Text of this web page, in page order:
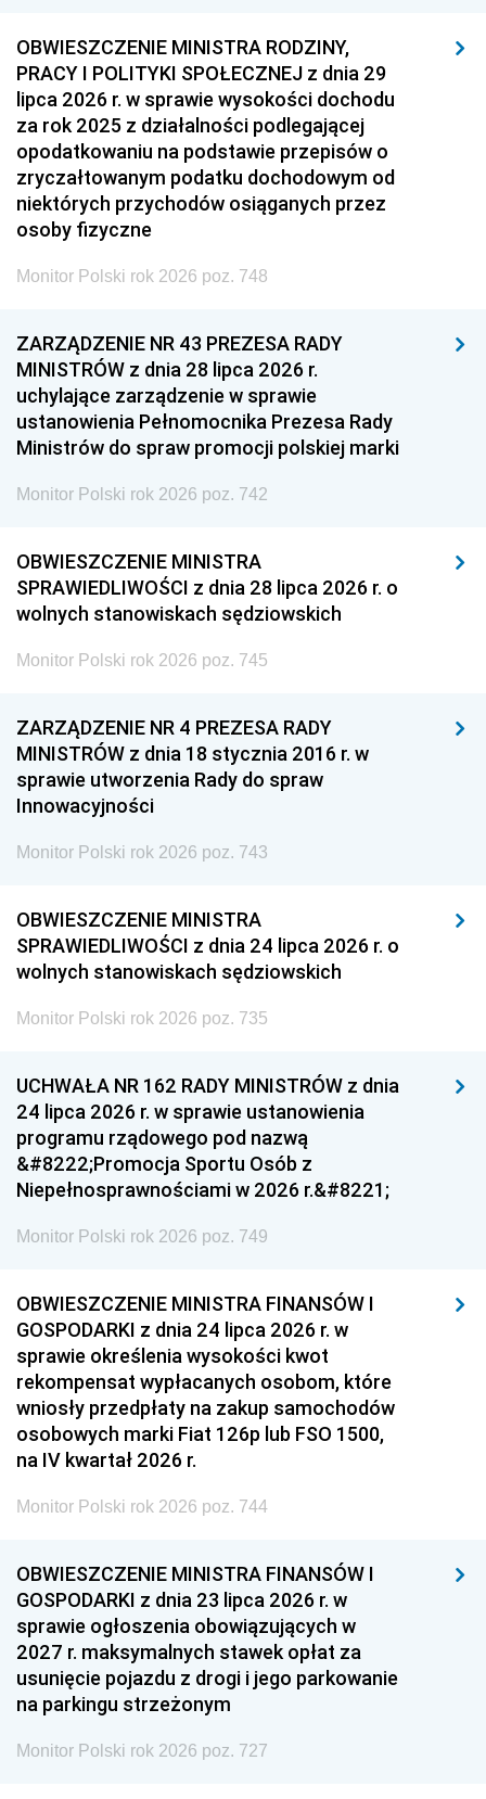
OBWIESZCZENIE MINISTRA RODZINY,
PRACY I POLITYKI SPOŁECZNEJ z dnia 29
lipca 2026 r. w sprawie wysokości dochodu
za rok 2025 z działalności podlegającej
opodatkowaniu na podstawie przepisów o
zryczałtowanym podatku dochodowym od
niektórych przychodów osiąganych przez
osoby fizyczne
Monitor Polski rok 2026 poz. 748
ZARZĄDZENIE NR 43 PREZESA RADY
MINISTRÓW z dnia 28 lipca 2026 r.
uchylające zarządzenie w sprawie
ustanowienia Pełnomocnika Prezesa Rady
Ministrów do spraw promocji polskiej marki
Monitor Polski rok 2026 poz. 742
OBWIESZCZENIE MINISTRA
SPRAWIEDLIWOŚCI z dnia 28 lipca 2026 r. o
wolnych stanowiskach sędziowskich
Monitor Polski rok 2026 poz. 745
ZARZĄDZENIE NR 4 PREZESA RADY
MINISTRÓW z dnia 18 stycznia 2016 r. w
sprawie utworzenia Rady do spraw
Innowacyjności
Monitor Polski rok 2026 poz. 743
OBWIESZCZENIE MINISTRA
SPRAWIEDLIWOŚCI z dnia 24 lipca 2026 r. o
wolnych stanowiskach sędziowskich
Monitor Polski rok 2026 poz. 735
UCHWAŁA NR 162 RADY MINISTRÓW z dnia
24 lipca 2026 r. w sprawie ustanowienia
programu rządowego pod nazwą
&#8222;Promocja Sportu Osób z
Niepełnosprawnościami w 2026 r.&#8221;
Monitor Polski rok 2026 poz. 749
OBWIESZCZENIE MINISTRA FINANSÓW I
GOSPODARKI z dnia 24 lipca 2026 r. w
sprawie określenia wysokości kwot
rekompensat wypłacanych osobom, które
wniosły przedpłaty na zakup samochodów
osobowych marki Fiat 126p lub FSO 1500,
na IV kwartał 2026 r.
Monitor Polski rok 2026 poz. 744
OBWIESZCZENIE MINISTRA FINANSÓW I
GOSPODARKI z dnia 23 lipca 2026 r. w
sprawie ogłoszenia obowiązujących w
2027 r. maksymalnych stawek opłat za
usunięcie pojazdu z drogi i jego parkowanie
na parkingu strzeżonym
Monitor Polski rok 2026 poz. 727